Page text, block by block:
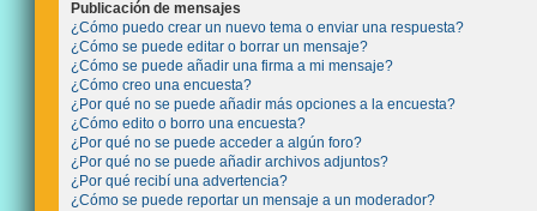
Publicación de mensajes
¿Cómo puedo crear un nuevo tema o enviar una respuesta?
¿Cómo se puede editar o borrar un mensaje?
¿Cómo se puede añadir una firma a mi mensaje?
¿Cómo creo una encuesta?
¿Por qué no se puede añadir más opciones a la encuesta?
¿Cómo edito o borro una encuesta?
¿Por qué no se puede acceder a algún foro?
¿Por qué no se puede añadir archivos adjuntos?
¿Por qué recibí una advertencia?
¿Cómo se puede reportar un mensaje a un moderador?